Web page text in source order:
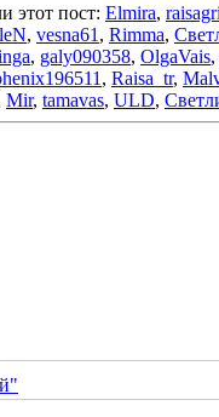
этот пост: Elmira,
, vesna61 , Rimma,
, galy090358, OlgaVais,
, Raisa_tr,
Mir, tamavas, ULD,